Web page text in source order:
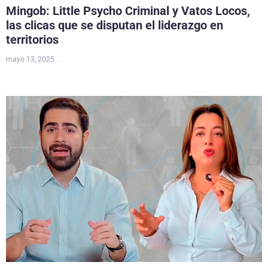
Mingob: Little Psycho Criminal y Vatos Locos,
las clicas que se disputan el liderazgo en
territorios
mayo 13, 2025